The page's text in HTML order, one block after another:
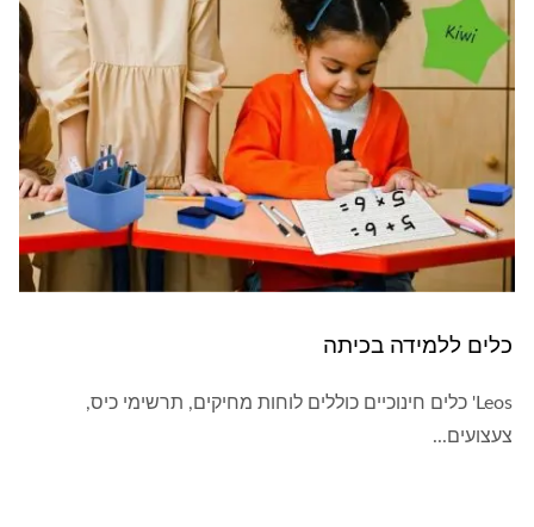
כלים ללמידה בכיתה
Leos' כלים חינוכיים כוללים לוחות מחיקים, תרשימי כיס,
צעצועים...